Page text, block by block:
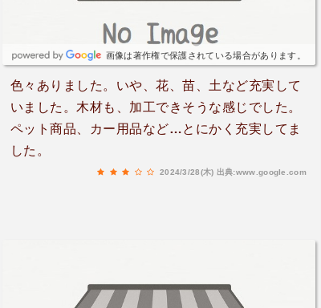
画像は著作権で保護されている場合があります。
色々ありました。いや、花、苗、土など充実して
いました。木材も、加工できそうな感じでした。
ペット商品、カー用品など…とにかく充実してま
した。
2024/3/28(木) 出典:www.google.com